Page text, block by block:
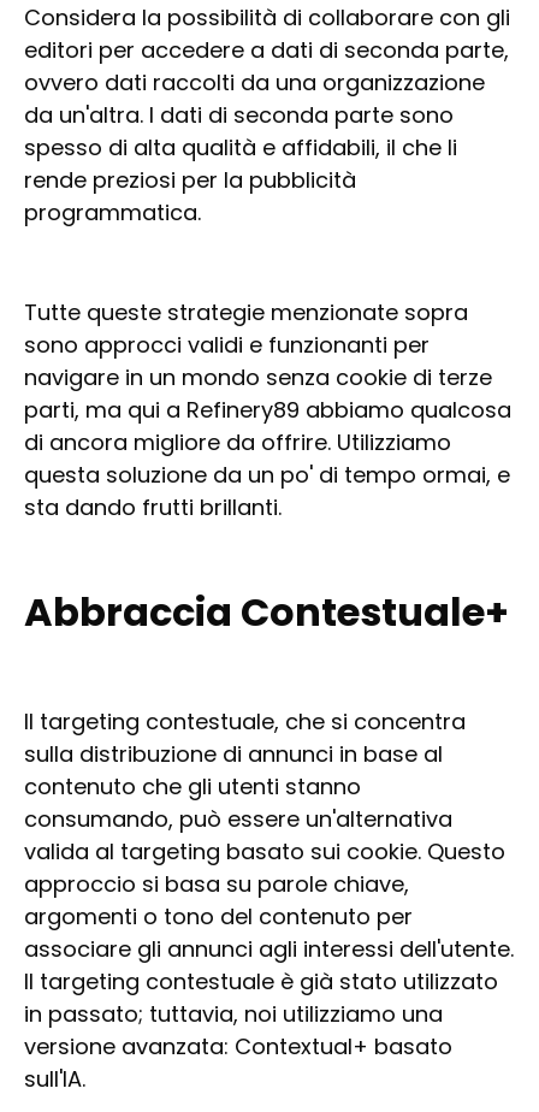
Considera la possibilità di collaborare con gli
editori per accedere a dati di seconda parte,
ovvero dati raccolti da una organizzazione
da un'altra. I dati di seconda parte sono
spesso di alta qualità e affidabili, il che li
rende preziosi per la pubblicità
programmatica.
Tutte queste strategie menzionate sopra
sono approcci validi e funzionanti per
navigare in un mondo senza cookie di terze
parti, ma qui a Refinery89 abbiamo qualcosa
di ancora migliore da offrire. Utilizziamo
questa soluzione da un po' di tempo ormai, e
sta dando frutti brillanti.
Abbraccia Contestuale+
Il targeting contestuale, che si concentra
sulla distribuzione di annunci in base al
contenuto che gli utenti stanno
consumando, può essere un'alternativa
valida al targeting basato sui cookie. Questo
approccio si basa su parole chiave,
argomenti o tono del contenuto per
associare gli annunci agli interessi dell'utente.
Il targeting contestuale è già stato utilizzato
in passato; tuttavia, noi utilizziamo una
versione avanzata: Contextual+ basato
sull'IA.